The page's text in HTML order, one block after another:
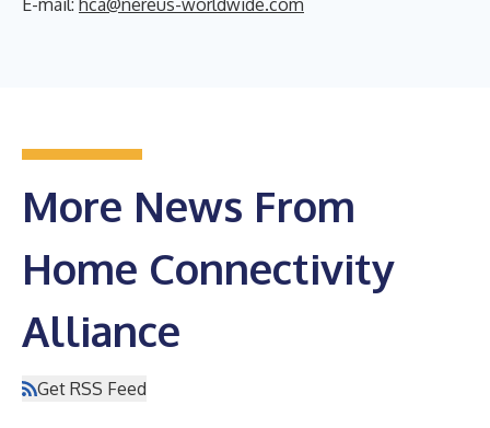
More News From
Home Connectivity
Alliance
Get RSS Feed